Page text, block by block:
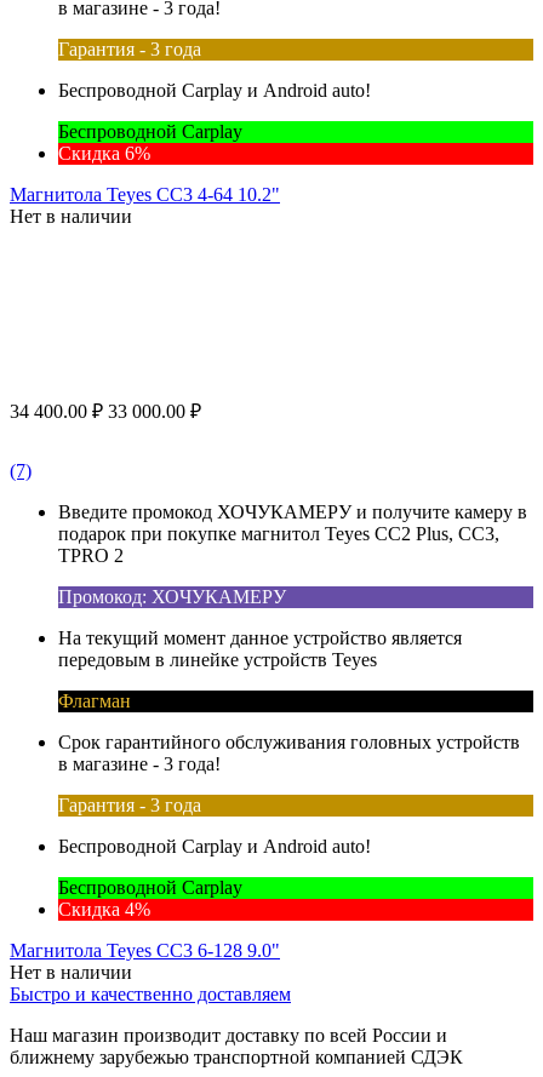
в магазине - 3 года!
Гарантия - 3 года
Беспроводной Carplay и Android auto!
Беспроводной Carplay
Скидка 6%
Магнитола Teyes CC3 4-64 10.2"
Нет в наличии
34 400.00 ₽ 33 000.00 ₽
(7)
Введите промокод ХОЧУКАМЕРУ и получите камеру в
подарок при покупке магнитол Teyes CC2 Plus, CC3,
TPRO 2
Промокод: ХОЧУКАМЕРУ
На текущий момент данное устройство является
передовым в линейке устройств Teyes
Флагман
Срок гарантийного обслуживания головных устройств
в магазине - 3 года!
Гарантия - 3 года
Беспроводной Carplay и Android auto!
Беспроводной Carplay
Скидка 4%
Магнитола Teyes CC3 6-128 9.0"
Нет в наличии
Быстро и качественно доставляем
Наш магазин производит доставку по всей России и
ближнему зарубежью транспортной компанией СДЭК